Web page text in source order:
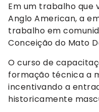
Em um trabalho que
Anglo American, a
trabalho em
Conceição do Mato
O curso de
formação técnica a
incentivando a
historicamente